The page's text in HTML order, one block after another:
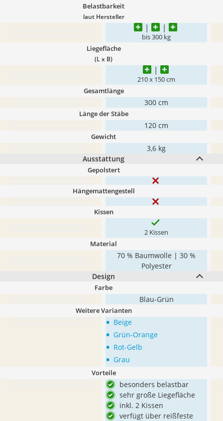
Belastbarkeit
laut Hersteller
bis 300 kg
Liegefläche
(L x B)
210 x 150 cm
Gesamtlänge
300 cm
Länge der Stäbe
120 cm
Gewicht
3,6 kg
Ausstattung
Gepolstert
Hängemattengestell
Kissen
2 Kissen
Material
70 % Baumwolle | 30 %
Polyester
Design
Farbe
Blau-Grün
Weitere Varianten
• Beige
• Grün-Orange
• Rot-Gelb
• Grau
Vorteile
besonders belastbar
sehr große Liegefläche
inkl. 2 Kissen
verfügt über reißfeste